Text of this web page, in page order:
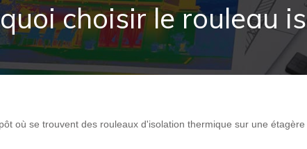
choisir le rouleau